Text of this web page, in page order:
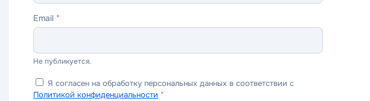
Email *
Не публикуется.
Я согласен на обработку персональных данных в соответствии с
Политикой конфиденциальности *